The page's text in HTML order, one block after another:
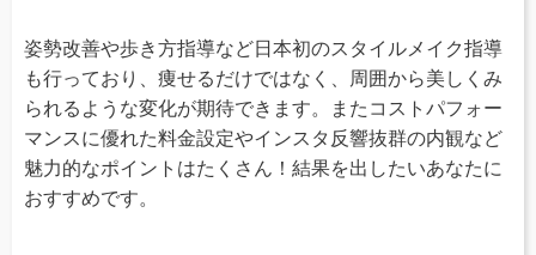
姿勢改善や歩き方指導など日本初のスタイルメイク指導
も行っており、痩せるだけではなく、周囲から美しくみ
られるような変化が期待できます。またコストパフォー
マンスに優れた料金設定やインスタ反響抜群の内観など
魅力的なポイントはたくさん！結果を出したいあなたに
おすすめです。